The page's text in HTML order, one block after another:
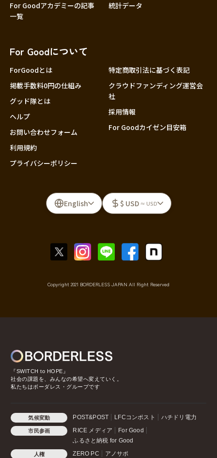
For Goodアカデミーの記事
一覧
統計データ
For Goodについて
ForGoodとは
掲載手数料0円の仕組み
グッド隊とは
ヘルプ
お問い合わせフォーム
利用規約
プライバシーポリシー
特定商取引法に基づく表記
クラウドファンディング運営会
社
採用情報
For Goodカイゼン目安箱
English $ USD ≈ USD
Copyright 2021 BORDERLESS JAPAN All Right Reserved
『SWITCH to HOPE』
社会の課題を、みんなの希望へ変えていく。
私たちはボーダレス・グループです
気候変動 POST&POST LFCコンポスト ハチドリ電力
市民参画 RICE メディア
For Good
ふるさと納税 for Good
人権 ZERO PC アノサポ